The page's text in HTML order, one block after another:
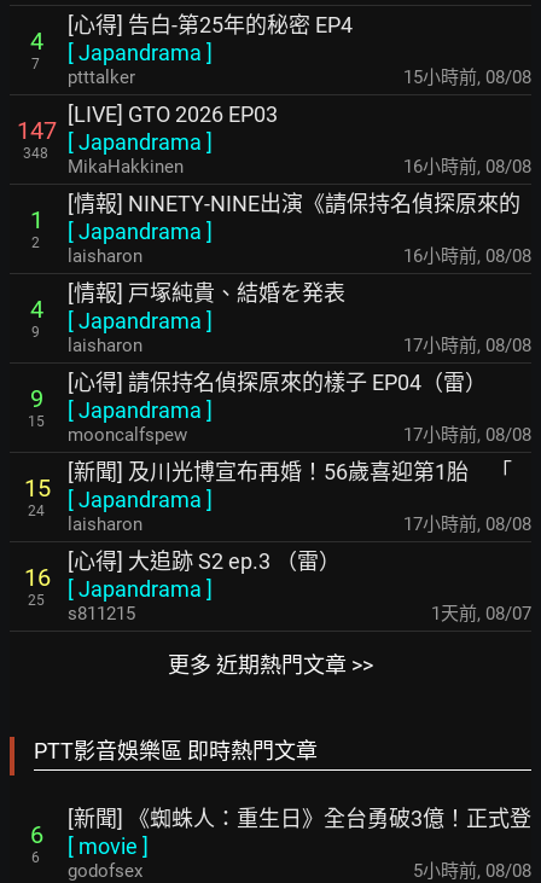
4
7
[心得] 告白-第25年的秘密 EP4
[Japandrama ]
ptttalker 15小時前, 08/08
147
348
[LIVE] GTO 2026 EP03
[Japandrama ]
MikaHakkinen 16小時前, 08/08
1
2
[情報] NINETY-NINE出演《請保持名偵探原來的
[Japandrama ]
laisharon 16小時前, 08/08
4
9
[情報] 戸塚純貴、結婚を発表
[Japandrama ]
laisharon 17小時前, 08/08
9
15
[心得] 請保持名偵探原來的樣子 EP04（雷）
[Japandrama ]
mooncalfspew 17小時前, 08/08
15
24
[新聞] 及川光博宣布再婚！56歲喜迎第1胎 「
[Japandrama ]
laisharon 17小時前, 08/08
16
25
[心得] 大追跡 S2 ep.3 （雷）
[Japandrama ]
s811215 1天前, 08/07
更多 近期熱門文章 >>
PTT影音娛樂區 即時熱門文章
6
6
[新聞] 《蜘蛛人：重生日》全台勇破3億！正式登
[ movie ]
godofsex 5小時前, 08/08